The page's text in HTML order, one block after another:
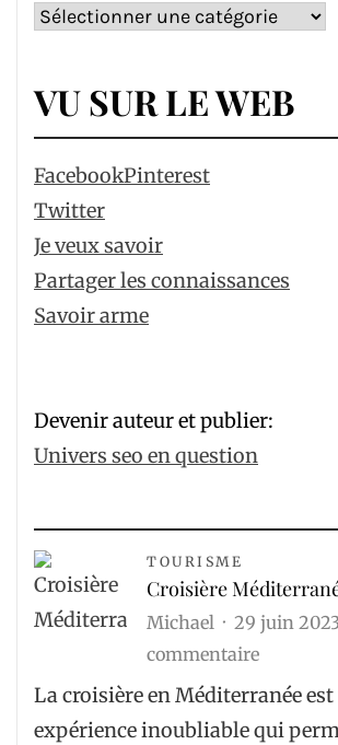
Catégories
VU SUR LE WEB
FacebookPinterest
Twitter
Je veux savoir
Partager les connaissances
Savoir arme
Devenir auteur et publier:
Univers seo en question
TOURISME
Croisière
Michael 29 juin
commentairesur
Croisière
La croisière en Méditerranée est
expérience inoubliable qui